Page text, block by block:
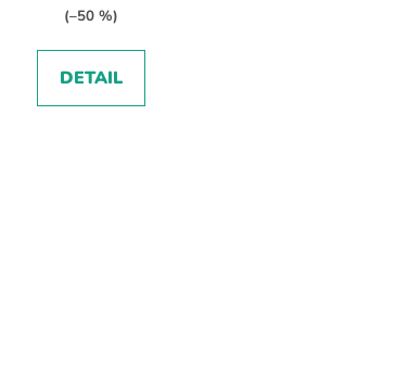
(–50 %)
DETAIL